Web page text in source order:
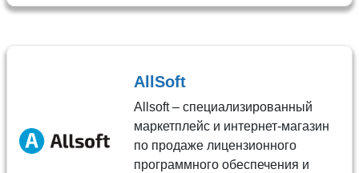
AllSoft
Allsoft – специализированный
маркетплейс и интернет-магазин
по продаже лицензионного
программного обеспечения и